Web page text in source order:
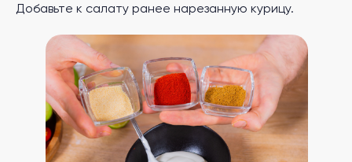
Добавьте к салату ранее нарезанную курицу.